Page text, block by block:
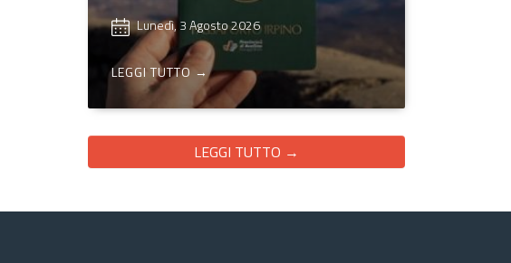
Lunedì, 3 Agosto 2026
LEGGI TUTTO →
LEGGI TUTTO →